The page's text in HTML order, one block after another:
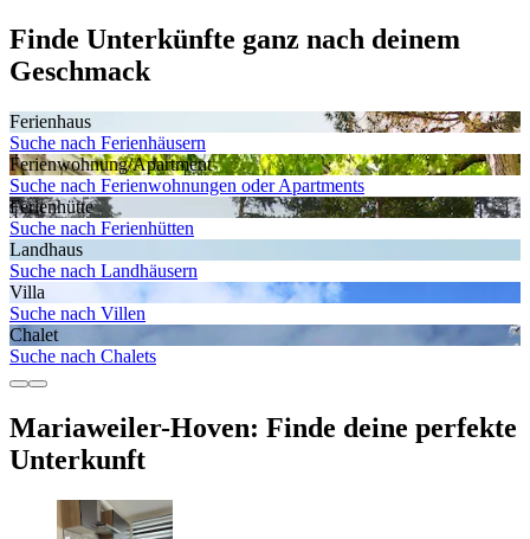
Finde Unterkünfte ganz nach deinem
Geschmack
Ferienhaus
Suche nach Ferienhäusern
Ferienwohnung/Apartment
Suche nach Ferienwohnungen oder Apartments
Ferienhütte
Suche nach Ferienhütten
Landhaus
Suche nach Landhäusern
Villa
Suche nach Villen
Chalet
Suche nach Chalets
Mariaweiler-Hoven: Finde deine perfekte
Unterkunft